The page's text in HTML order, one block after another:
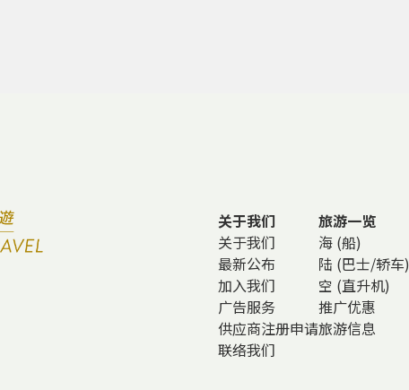
关于我们
关于我们
最新公布
加入我们
广告服务
供应商注册申请
联络我们
旅游一览
海 (船)
陆 (巴士/轿车)
空 (直升机)
推广优惠
旅游信息